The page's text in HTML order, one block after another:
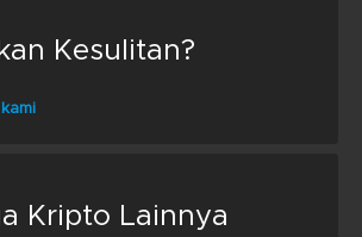
Kesulitan?
Kripto Lainnya